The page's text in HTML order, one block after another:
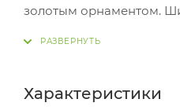
золотым орнаментом.
Характеристики